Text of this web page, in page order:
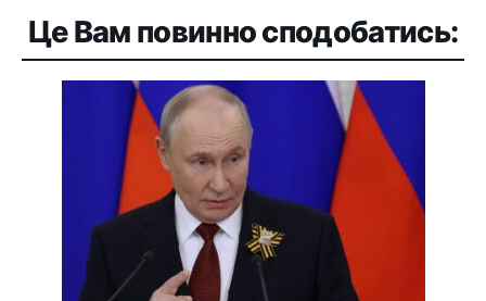
Це Вам повинно сподобатись: